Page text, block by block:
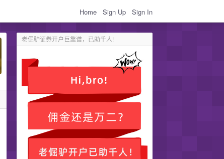
Home Sign Up Sign In
老倔驴证券开户巨靠谱，已助千人!